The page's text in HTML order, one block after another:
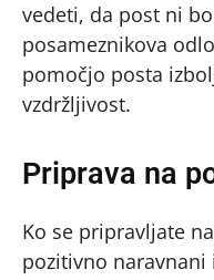
vedeti, da post ni
posameznikova
pomočjo posta
vzdržljivost.
Priprava na
Ko se pripravljate
pozitivno naravnani